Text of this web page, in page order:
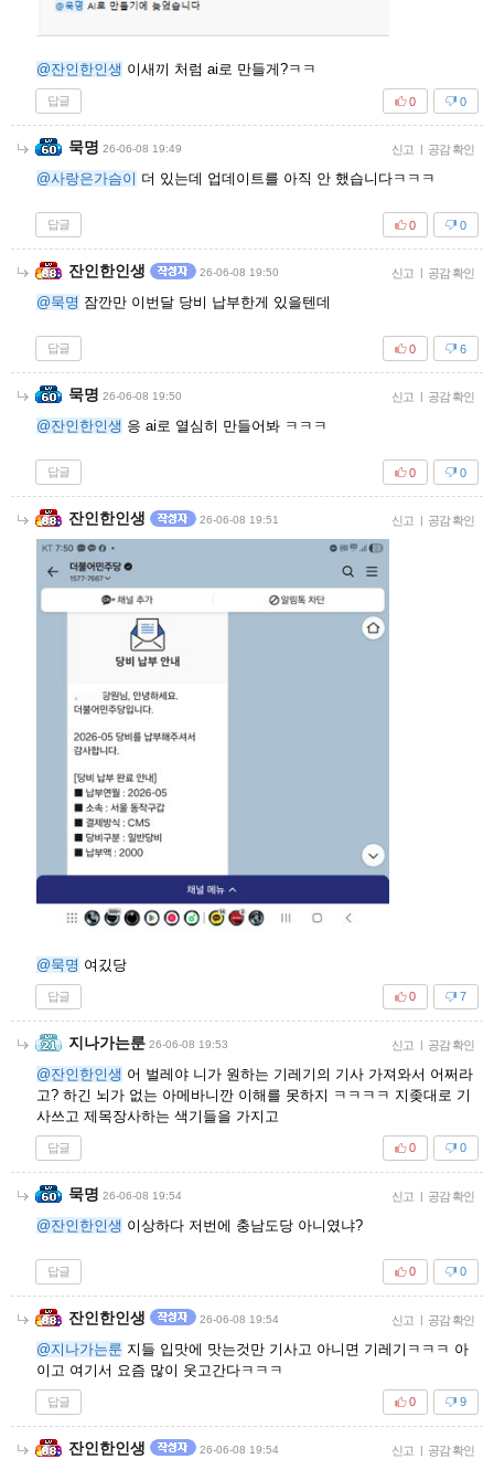
@잔인한인생 이새끼 처럼 ai로 만들게?ㅋㅋ
답글 0
0
묵명 26-06-08 19:49 신고 | 공감 확인
@사랑은가슴이 더 있는데 업데이트를 아직 안 했습니다ㅋㅋㅋ
답글 0
0
잔인한인생 26-06-08 19:50 신고 | 공감 확인
@묵명 잠깐만 이번달 당비 납부한게 있을텐데
답글 6
0
묵명 26-06-08 19:50 신고 | 공감 확인
@잔인한인생 응 ai로 열심히 만들어봐 ㅋㅋㅋ
답글 0
0
잔인한인생 26-06-08 19:51 신고 | 공감 확인
@묵명 여깄당
답글 7
0
지나가는룬 26-06-08 19:53 신고 | 공감 확인
@잔인한인생 어 벌레야 니가 원하는 기레기의 기사 가져와서 어쩌라
고? 하긴 뇌가 없는 아메바니깐 이해를 못하지 ㅋㅋㅋㅋ 지좆대로 기
사쓰고 제목장사하는 색기들을 가지고
답글 0
0
묵명 26-06-08 19:54 신고 | 공감 확인
@잔인한인생 이상하다 저번에 충남도당 아니였냐?
답글 0
0
잔인한인생 26-06-08 19:54 신고 | 공감 확인
@지나가는룬 지들 입맛에 맛는것만 기사고 아니면 기레기ㅋㅋㅋ 아
이고 여기서 요즘 많이 웃고간다ㅋㅋㅋ
답글 9
0
잔인한인생 26-06-08 19:54 신고 | 공감 확인